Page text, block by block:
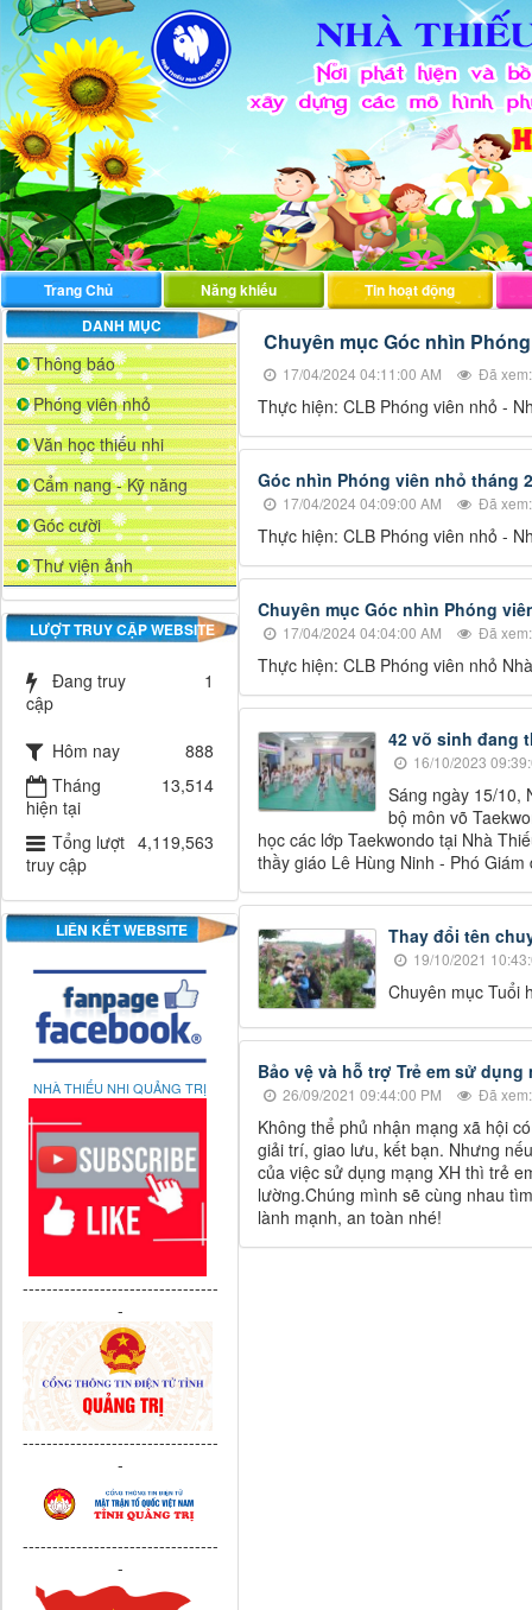
Trang Chủ Năng khiếu
Tin hoạt động
DANH MỤC
Thông báo
Phóng viên nhỏ
Văn học thiếu nhi
Cẩm nang - Kỹ năng
Góc cười
Thư viện ảnh
LƯỢT TRUY CẬP WEBSITE
Đang truy
cập
1
Hôm nay
888
Tháng
hiện tại
13,514
Tổng lượt
truy cập
4,119,563
LIÊN KẾT WEBSITE
NHÀ THIẾU NHI QUẢNG TRỊ
---------------------------------
-
---------------------------------
-
---------------------------------
-
Chuyên mục Góc nhìn
17/04/2024 04:11:00 AM Đã
Thực hiện: CLB Phóng viên nhỏ -
Góc nhìn Phóng viên nhỏ tháng
17/04/2024 04:09:00 AM Đã
Thực hiện: CLB Phóng viên nhỏ -
Chuyên mục Góc nhìn Phóng
17/04/2024 04:04:00 AM Đã
Thực hiện: CLB Phóng viên nhỏ
42 võ sinh đang
16/10/2023
Sáng ngày 15/10,
bộ môn võ
học các lớp Taekwondo tại Nhà
thầy giáo Lê Hùng Ninh - Phó
Thay đổi tên
19/10/2021
Chuyên mục Tuổi
Bảo vệ và hỗ trợ Trẻ em sử
26/09/2021 09:44:00 PM Đã
Không thể phủ nhận mạng xã hội
giải trí, giao lưu, kết bạn. Nhưng
của việc sử dụng mạng XH thì trẻ
lường.Chúng mình sẽ cùng nhau
lành mạnh, an toàn nhé!